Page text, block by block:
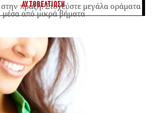
ΑΥΤΟΒΕΛΤΙΩΣΗ
πράξη: Στοχεύστε μεγάλα οράματα
μέσα από μικρά βήματα